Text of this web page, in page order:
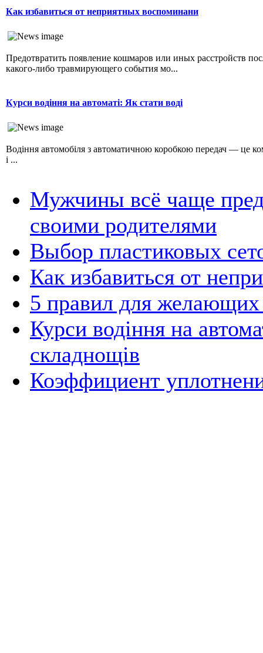
Как избавиться от неприятных воспоминани
Предотвратить появление кошмаров или иных расстройств
какого-либо травмирующего события мо...
Курси водіння на автоматі: Як стати воді
Водіння автомобіля з автоматичною коробкою передач — це
і ...
Мужчины всё чаще
своими родителями
Выбор пластиковых
Как избавиться от
5 правил для
Курси водіння на
складнощів
Коэффициент